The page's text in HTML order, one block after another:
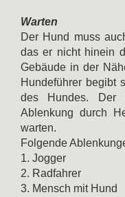
Warten
Der Hund muss
das er nicht hinein
Gebäude in der
Hundeführer begibt
des Hundes. Der
Ablenkung durch
warten.
Folgende
1. Jogger
2. Radfahrer
3. Mensch mit Hund